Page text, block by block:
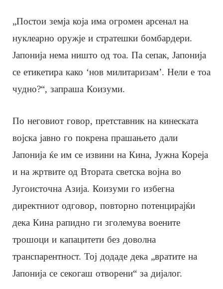
„Постои земја која има огромен арсенал на
нуклеарно оружје и стратешки бомбардери.
Јапонија нема ништо од тоа. Па сепак, Јапонија
се етикетира како ‘нов милитаризам’. Нели е тоа
чудно?“, запраша Коизуми.
По неговиот говор, претставник на кинеската
војска јавно го покрена прашањето дали
Јапонија ќе им се извини на Кина, Јужна Кореја
и на жртвите од Втората светска војна во
Југоисточна Азија. Коизуми го избегна
директниот одговор, повторно потенцирајќи
дека Кина рапидно ги зголемува воените
трошоци и капацитети без доволна
транспарентност. Тој додаде дека „вратите на
Јапонија се секогаш отворени“ за дијалог.